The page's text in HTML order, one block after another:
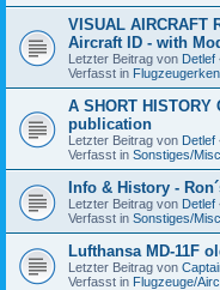
VISUAL AIRCRAFT
Aircraft ID - with
Letzter Beitrag von Detlef
Verfasst in
A SHORT
publication
Letzter Beitrag von Detlef
Verfasst in Sonstiges/
Info & History -
Letzter Beitrag von Detlef
Verfasst in Sonstiges/
Lufthansa MD-11F
Letzter Beitrag von
Verfasst in Flugzeuge/